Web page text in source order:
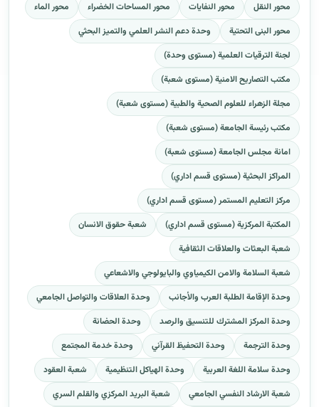
محور النقل محور النفايات محور المساحات الخضراء
محور الماء
محور البنى التحتية
وحدة دعم النشر العلمي والتميز البحثي
لجنة الترقيات العلمية (مستوى وحدة)
مكتب التصاريح الامنية (مستوى شعبة)
مجلة الزهراء للعلوم الصحية والطبية (مستوى شعبة)
مكتب رئيسة الجامعة (مستوى شعبة)
امانة مجلس الجامعة (مستوى شعبة)
المراكز البحثية (مستوى قسم اداري)
مركز التعليم المستمر (مستوى قسم اداري)
المكتبة المركزية (مستوى قسم اداري)
شعبة حقوق الانسان
شعبة البعثات والعلاقات الثقافية
شعبة السلامة والامن الكيمياوي والبايولوجي والاشعاعي
وحدة الإقامة الطلبة العرب والأجانب
وحدة العلاقات والتواصل الجامعي
وحدة المركز المشترك للتنسيق والرصد
وحدة الحضانة
وحدة الترجمة
وحدة التحفيظ القرآني
وحدة خدمة المجتمع
وحدة سلامة اللغة العربية
وحدة الهياكل التنظيمية
شعبة العقود
شعبة الارشاد النفسي الجامعي
شعبة البريد المركزي والقلم السري